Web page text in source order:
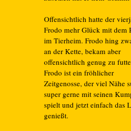
Offensichtlich hatte der
Frodo mehr Glück mit dem
im Tierheim. Frodo hing
an der Kette, bekam aber
offensichtlich genug zu
Frodo ist ein fröhlicher
Zeitgenosse, der viel Nähe
super gerne mit seinen
spielt und jetzt einfach das
genießt.